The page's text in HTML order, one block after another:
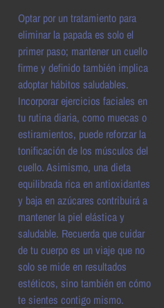
Optar por un tratamiento para
eliminar la papada es solo el
primer paso; mantener un cuello
firme y definido también implica
adoptar hábitos saludables.
Incorporar ejercicios faciales en
tu rutina diaria, como muecas o
estiramientos, puede reforzar la
tonificación de los músculos del
cuello. Asimismo, una dieta
equilibrada rica en antioxidantes
y baja en azúcares contribuirá a
mantener la piel elástica y
saludable. Recuerda que cuidar
de tu cuerpo es un viaje que no
solo se mide en resultados
estéticos, sino también en cómo
te sientes contigo mismo.